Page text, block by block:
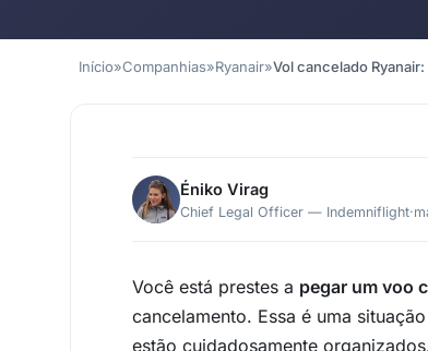
Início»Companhias»Ryanair»Vol cancelado
Éniko Virag
Chief Legal Officer — Indemniflight·
Você está prestes a pegar um voo
cancelamento. Essa é uma
estão cuidadosamente